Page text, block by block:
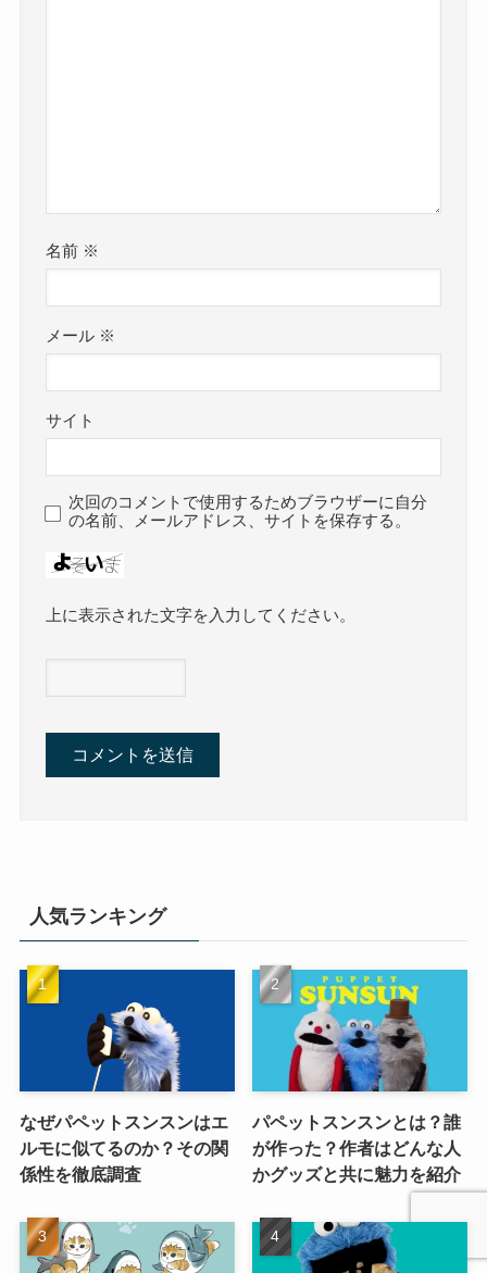
名前 ※
メール ※
サイト
次回のコメントで使用するためブラウザーに自分
の名前、メールアドレス、サイトを保存する。
上に表示された文字を入力してください。
人気ランキング
なぜパペットスンスンはエ
ルモに似てるのか？その関
係性を徹底調査
パペットスンスンとは？誰
が作った？作者はどんな人
かグッズと共に魅力を紹介